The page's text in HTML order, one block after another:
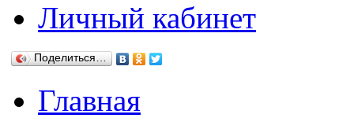
Личный кабинет
Поделиться…
Главная